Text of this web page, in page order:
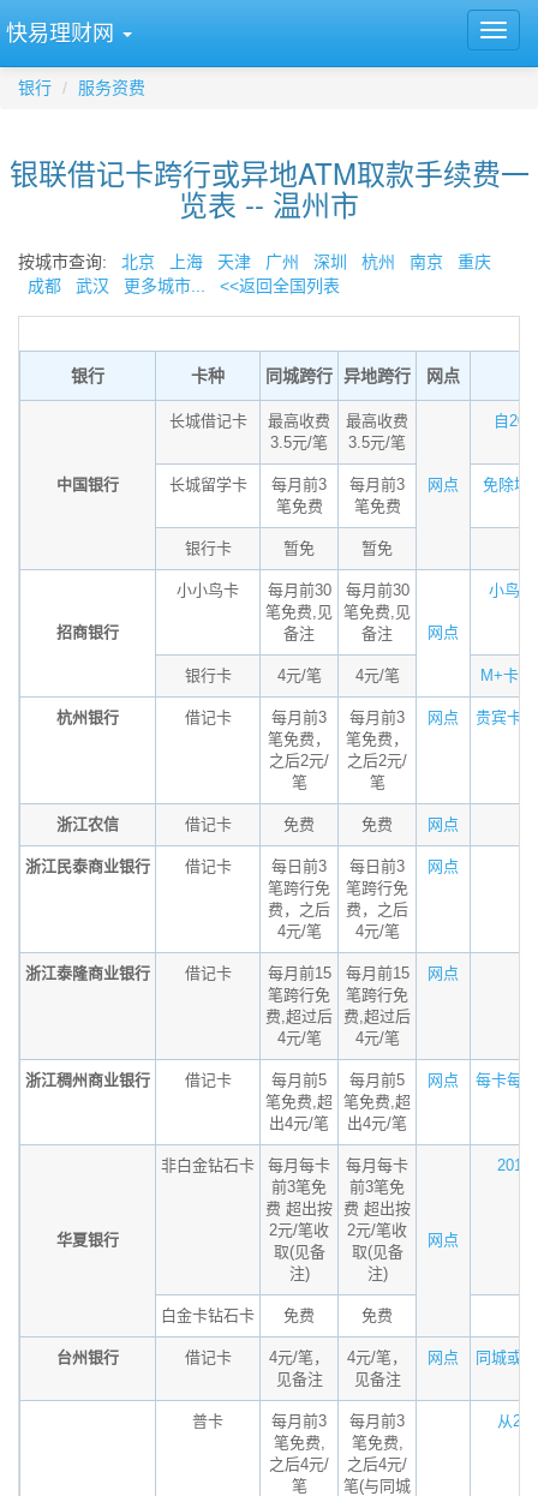
快易理财网
银行 服务资费
银联借记卡跨行或异地ATM取款手续费一
览表 -- 温州市
按城市查询: 北京 上海 天津 广州 深圳 杭州 南京
重庆
成都
武汉 更多城市... <<返回全国列表
银行 卡种 同城跨行 异地跨行 网点
中国银行
长城借记卡
最高收费
3.5元/笔
最高收费
3.5元/笔
网点
自
长城留学卡
每月前3
笔免费
每月前3
笔免费
免除境
银行卡 暂免 暂免
招商银行
小小鸟卡
每月前30
笔免费,见
备注
每月前30
笔免费,见
备注
网点
小鸟
银行卡 4元/笔 4元/笔 M+卡
杭州银行 借记卡
每月前3
笔免费，
之后2元/
笔
每月前3
笔免费，
之后2元/
笔
网点 贵宾卡
浙江农信 借记卡 免费 免费 网点
浙江民泰商业银行 借记卡
每日前3
笔跨行免
费，之后
4元/笔
每日前3
笔跨行免
费，之后
4元/笔
网点
浙江泰隆商业银行 借记卡
每月前15
笔跨行免
费,超过后
4元/笔
每月前15
笔跨行免
费,超过后
4元/笔
网点
浙江稠州商业银行 借记卡
每月前5
笔免费,超
出4元/笔
每月前5
笔免费,超
出4元/笔
网点 每卡每
华夏银行
非白金钻石卡
每月每卡
前3笔免
费 超出按
2元/笔收
取(见备
注)
每月每卡
前3笔免
费 超出按
2元/笔收
取(见备
注)
网点
2017
白金卡钻石卡 免费 免费
台州银行 借记卡
4元/笔，
见备注
4元/笔，
见备注
网点 同城或
普卡
每月前3
笔免费,
之后4元/
笔
每月前3
笔免费,
之后4元/
笔(与同城
从